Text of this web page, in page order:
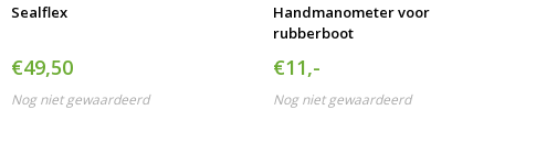
Sealflex
€49,50
Nog niet gewaardeerd
Handmanometer voor
rubberboot
€11,-
Nog niet gewaardeerd